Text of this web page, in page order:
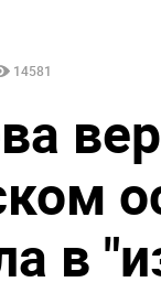
14581
в